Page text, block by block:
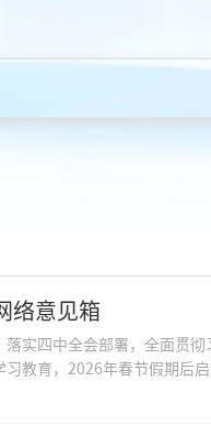
络意见箱
实四中全会部署，全面贯
教育，2026年春节假期后